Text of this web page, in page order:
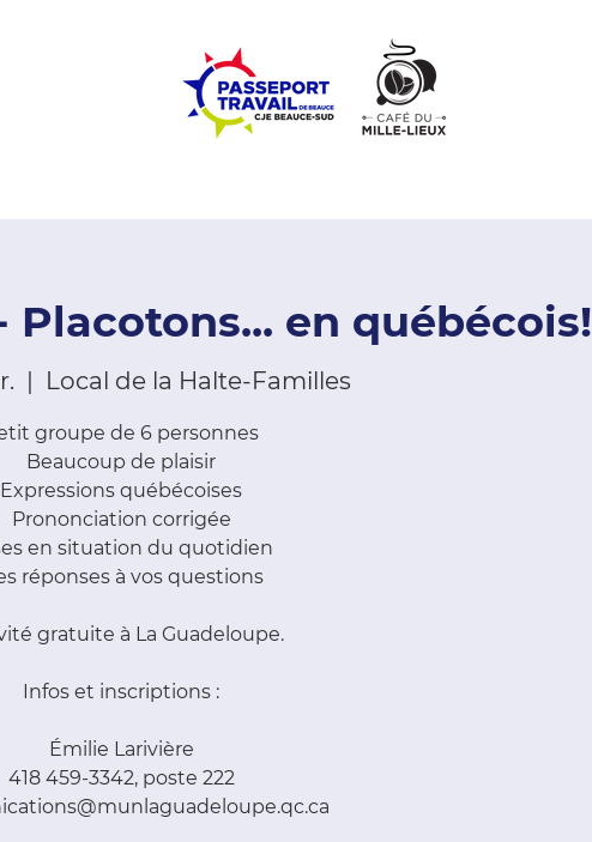
Placotons... en québécois!
  |
Local de la Halte-Familles
groupe de 6 personnes
Beaucoup de plaisir
Expressions québécoises
Prononciation corrigée
en situation du quotidien
réponses à vos questions
gratuite à La Guadeloupe.
Infos et inscriptions :
Émilie Larivière
418 459-3342, poste 222